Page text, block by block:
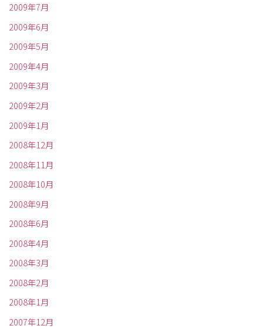
2009年7月
2009年6月
2009年5月
2009年4月
2009年3月
2009年2月
2009年1月
2008年12月
2008年11月
2008年10月
2008年9月
2008年6月
2008年4月
2008年3月
2008年2月
2008年1月
2007年12月